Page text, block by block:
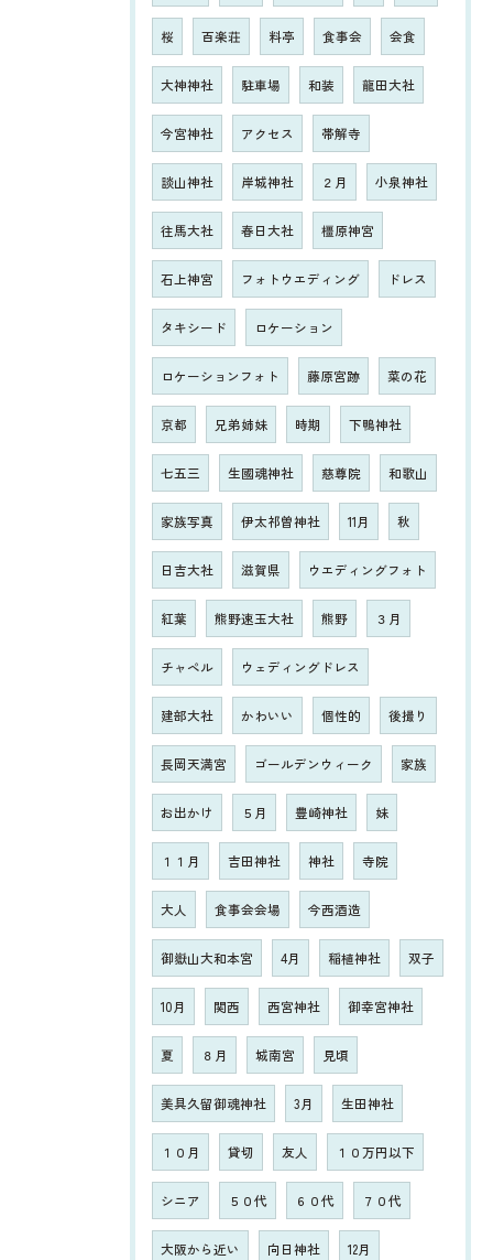
桜 百楽荘 料亭 食事会 会食
大神神社 駐車場 和装 龍田大社
今宮神社 アクセス 帯解寺
談山神社 岸城神社 ２月 小泉神社
往馬大社 春日大社 橿原神宮
石上神宮 フォトウエディング ドレス
タキシード ロケーション
ロケーションフォト 藤原宮跡 菜の花
京都 兄弟姉妹 時期 下鴨神社
七五三 生國魂神社 慈尊院 和歌山
家族写真 伊太祁曽神社 11月 秋
日吉大社 滋賀県 ウエディングフォト
紅葉 熊野速玉大社 熊野 ３月
チャペル ウェディングドレス
建部大社 かわいい 個性的 後撮り
長岡天満宮 ゴールデンウィーク 家族
お出かけ ５月 豊崎神社 妹
１１月 吉田神社 神社 寺院
大人 食事会会場 今西酒造
御嶽山大和本宮 4月 稲植神社 双子
10月 関西 西宮神社 御幸宮神社
夏 ８月 城南宮 見頃
美具久留御魂神社 3月 生田神社
１０月 貸切 友人 １０万円以下
シニア ５０代 ６０代 ７０代
大阪から近い 向日神社 12月